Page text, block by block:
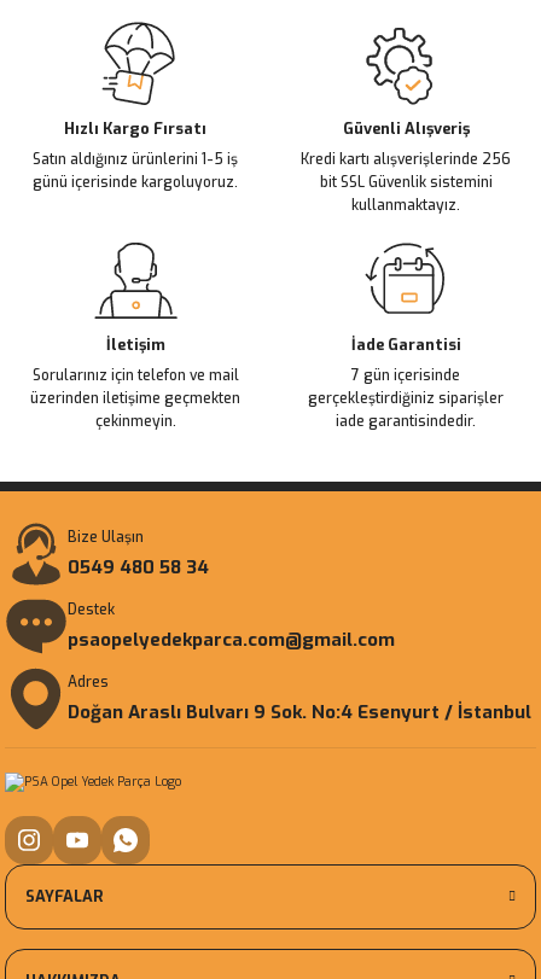
Ürün resmi kalitesiz, bozuk veya görüntülenemiyor.
Ürün açıklamasında eksik bilgiler bulunuyor.
Ürün bilgilerinde hatalar bulunuyor.
Ürün fiyatı diğer sitelerden daha pahalı.
Bu ürüne benzer farklı alternatifler olmalı.
Hızlı Kargo Fırsatı
Satın aldığınız ürünlerini 1-5 iş
günü içerisinde kargoluyoruz.
Güvenli Alışveriş
Kredi kartı alışverişlerinde 256
bit SSL Güvenlik sistemini
kullanmaktayız.
İletişim
Sorularınız için telefon ve mail
üzerinden iletişime geçmekten
çekinmeyin.
İade Garantisi
7 gün içerisinde
gerçekleştirdiğiniz siparişler
iade garantisindedir.
Bize Ulaşın
0549 480 58 34
Destek
psaopelyedekparca.com@gmail.com
Adres
Doğan Araslı Bulvarı 9 Sok. No:4 Esenyurt / İstanbul
SAYFALAR